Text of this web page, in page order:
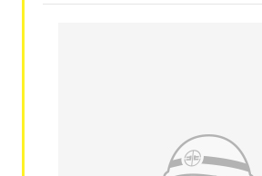
新着情報